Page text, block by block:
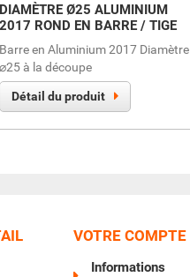
DIAMÈTRE Ø25 ALUMINIUM
2017 ROND EN BARRE / TIGE
Barre en Aluminium 2017 Diamètre
⌀25 à la découpe
Détail du produit
VOTRE COMPTE
Informations